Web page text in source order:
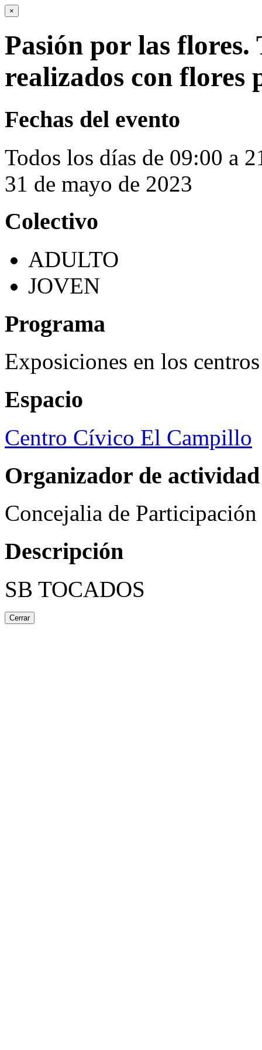
×
Pasión por las flores.
realizados con flores
Fechas del evento
Todos los días de 09:00 a
31 de mayo de 2023
Colectivo
ADULTO
JOVEN
Programa
Exposiciones en los
Espacio
Centro Cívico El Campillo
Organizador de actividad
Concejalia de
Descripción
SB TOCADOS
Cerrar